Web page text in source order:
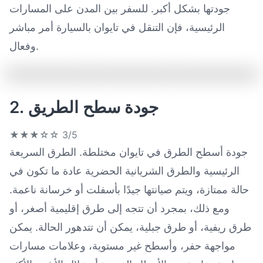
جودتها بشكل أكبر. للسفر بين المدن على المسارات
الرئيسية، فإن التنقل في تايوان بالسيارة أمر مباشر
وفعال.
2. جودة سطح الطريق
★★★☆☆ 3/5
جودة أسطح الطرق في تايوان مختلطة. الطرق السريعة
الرئيسية والطرق الشريانية الحضرية عادة ما تكون في
حالة ممتازة، ويتم صيانتها جيدًا بأسفلت أو خرسانة ناعمة.
ومع ذلك، بمجرد أن تتجه إلى طرق إقليمية أصغر، أو
طرق ريفية، أو طرق جبلية، يمكن أن تتدهور الحالة. يمكن
مواجهة حفر، وأسطح غير مستوية، وعلامات مسارات